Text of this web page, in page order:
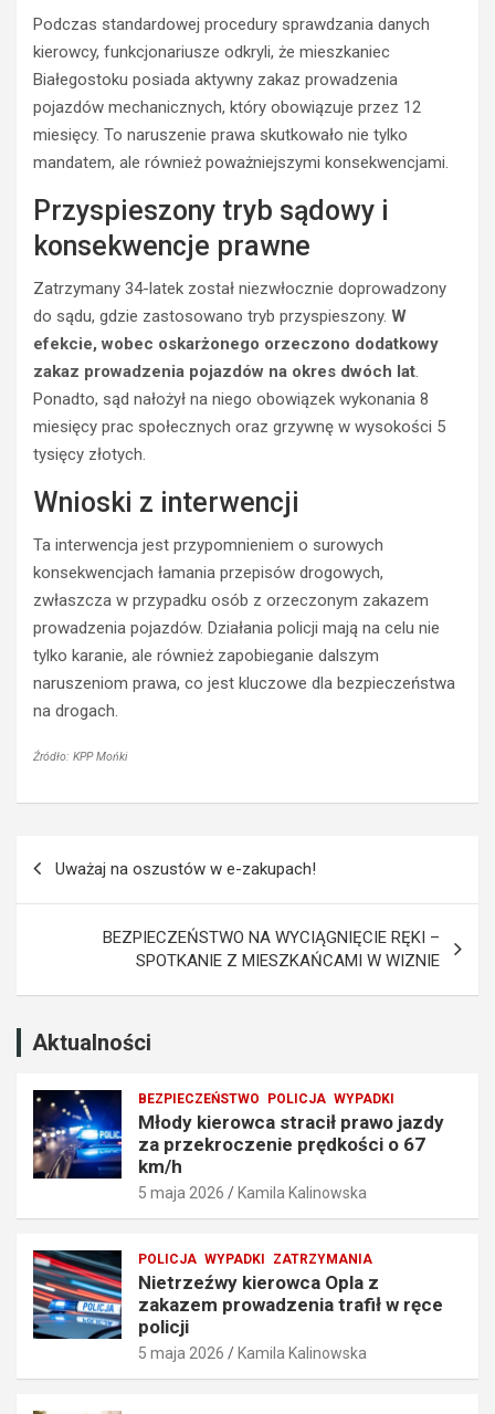
Podczas standardowej procedury sprawdzania danych
kierowcy, funkcjonariusze odkryli, że mieszkaniec
Białegostoku posiada aktywny zakaz prowadzenia
pojazdów mechanicznych, który obowiązuje przez 12
miesięcy. To naruszenie prawa skutkowało nie tylko
mandatem, ale również poważniejszymi konsekwencjami.
Przyspieszony tryb sądowy i
konsekwencje prawne
Zatrzymany 34-latek został niezwłocznie doprowadzony
do sądu, gdzie zastosowano tryb przyspieszony. W
efekcie, wobec oskarżonego orzeczono dodatkowy
zakaz prowadzenia pojazdów na okres dwóch lat.
Ponadto, sąd nałożył na niego obowiązek wykonania 8
miesięcy prac społecznych oraz grzywnę w wysokości 5
tysięcy złotych.
Wnioski z interwencji
Ta interwencja jest przypomnieniem o surowych
konsekwencjach łamania przepisów drogowych,
zwłaszcza w przypadku osób z orzeczonym zakazem
prowadzenia pojazdów. Działania policji mają na celu nie
tylko karanie, ale również zapobieganie dalszym
naruszeniom prawa, co jest kluczowe dla bezpieczeństwa
na drogach.
Źródło: KPP Mońki
Uważaj na oszustów w e-zakupach!
BEZPIECZEŃSTWO NA WYCIĄGNIĘCIE RĘKI –
SPOTKANIE Z MIESZKAŃCAMI W WIZNIE
Aktualności
BEZPIECZEŃSTWO POLICJA WYPADKI
Młody kierowca stracił prawo jazdy
za przekroczenie prędkości o 67
km/h
5 maja 2026 Kamila Kalinowska
POLICJA WYPADKI ZATRZYMANIA
Nietrzeźwy kierowca Opla z
zakazem prowadzenia trafił w ręce
policji
5 maja 2026 Kamila Kalinowska
BEZPIECZEŃSTWO
POLICJA
WYPADKI
M
o
d
e
o
w
c
a
s
p
a
w
o
a
d
a
p
k
o
z
n
e
r
ę
d
k
o
ś
i
POLICJA
WYPADKI
ZATRZYMANIA
N
e
z
e
ź
w
y
k
w
c
a
O
p
a
z
a
a
m
p
a
z
n
a
f
w
ę
e